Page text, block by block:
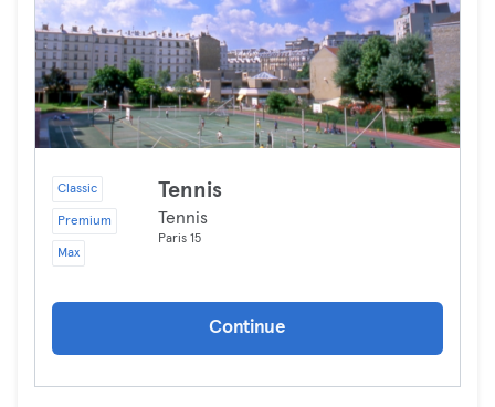
Classic
Premium
Max
Tennis
Tennis
Paris 15
Continue